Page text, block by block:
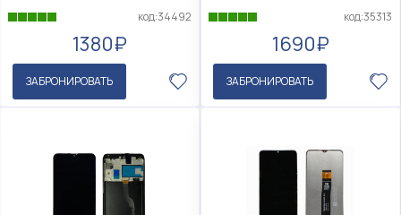
код:34492
1380₽
ЗАБРОНИРОВАТЬ
код:35313
1690₽
ЗАБРОНИРОВАТЬ